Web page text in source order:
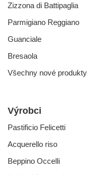
Zizzona di Battipaglia
Parmigiano Reggiano
Guanciale
Bresaola
Všechny nové produkty
Výrobci
Pastificio Felicetti
Acquerello riso
Beppino Occelli